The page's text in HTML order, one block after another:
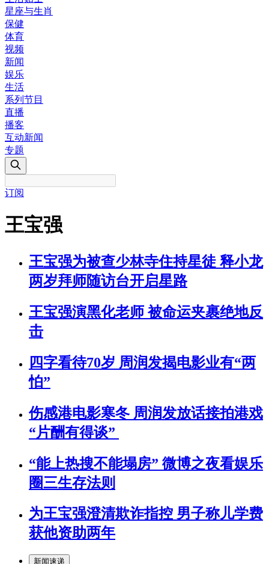
星座与生肖
保健
体育
视频
新闻
娱乐
生活
系列节目
直播
播客
互动新闻
专题
订阅
王宝强
王宝强为被查少林寺住持星徒 释小龙
两岁拜师随访台开启星路
王宝强演黑化老师 被命运夹裹绝地反
击
四字看待70岁 周润发揭电影业有“两
怕”
伤感港电影寒冬 周润发放话接拍港戏
“片酬有得谈”
“能上热搜不能塌房” 微博之夜看娱乐
圈三生存法则
为王宝强澄清欺诈指控 男子称儿学费
获他资助两年
新闻速递